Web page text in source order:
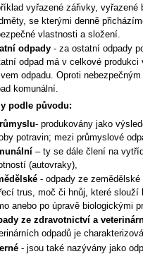
vyřazené zářivky,
se kterými denně
vlastnosti a složení.
odpady- za ostatní odpady
odpad má v celkové
odpadu. Oproti
komunální.
podle původu:
- produkovány jako
potravin; mezi průmyslové
– ty se dále člení na
(autovraky),
- odpady ze zemědělské
trus, moč či hnůj, které slouží
anebo po úpravě biologickými
ze zdravotnictví a
odpadů je
- jsou také nazývány jako